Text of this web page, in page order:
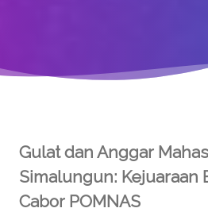
Gulat dan Anggar
Simalungun: Kejuaraan
Cabor POMNAS